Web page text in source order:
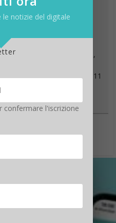
di tecnologia, da oltre 20
mondo digitale,
Newton e ha lavorato per 11
fondatore e direttore
le notizie del digitale
confermare l'iscrizione